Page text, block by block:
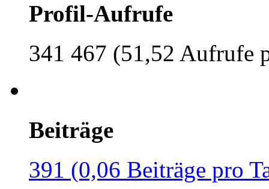
Profil-Aufrufe
341 467 (51,52 Aufrufe
Beiträge
391 (0,06 Beiträge pro